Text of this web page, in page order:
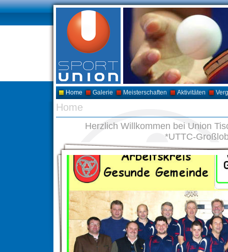
Home Galerie Meisterschaften Aktivitäten
Home
Herzlich Willkommen bei Union
*UTTC-